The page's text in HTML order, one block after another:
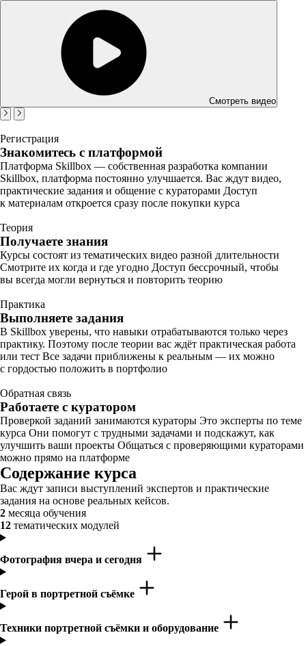
Смотреть видео
Регистрация
Знакомитесь с платформой
Платформа Skillbox — собственная разработка компании
Skillbox, платформа постоянно улучшается. Вас ждут видео,
практические задания и общение с кураторами Доступ
к материалам откроется сразу после покупки курса
Теория
Получаете знания
Курсы состоят из тематических видео разной длительности
Смотрите их когда и где угодно Доступ бессрочный, чтобы
вы всегда могли вернуться и повторить теорию
Практика
Выполняете задания
В Skillbox уверены, что навыки отрабатываются только через
практику. Поэтому после теории вас ждёт практическая работа
или тест Все задачи приближены к реальным — их можно
с гордостью положить в портфолио
Обратная связь
Работаете с куратором
Проверкой заданий занимаются кураторы Это эксперты по теме
курса Они помогут с трудными задачами и подскажут, как
улучшить ваши проекты Общаться с проверяющими кураторами
можно прямо на платформе
Содержание курса
Вас ждут записи выступлений экспертов и практические
задания на основе реальных кейсов.
2 месяца обучения
12 тематических модулей
Фотография вчера и сегодня
Герой в портретной съёмке
Техники портретной съёмки и оборудование